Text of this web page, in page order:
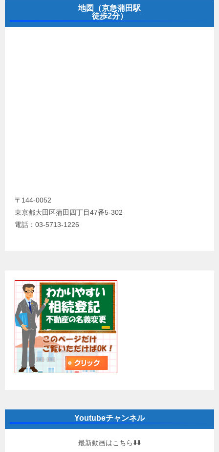
地図（京急蒲田駅
徒歩2分）
〒144-0052
東京都大田区蒲田四丁目47番5-302
電話：03-5713-1226
Youtubeチャンネル
最新動画はこちら⬇️⬇️